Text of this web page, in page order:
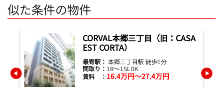
似た条件の物件
CORVAL本郷三丁目（旧：CASA
EST CORTA）
最寄駅： 本郷三丁目駅 徒歩6分
間取り： 1R～1SLDK
賃料 ： 16.4万円～27.4万円